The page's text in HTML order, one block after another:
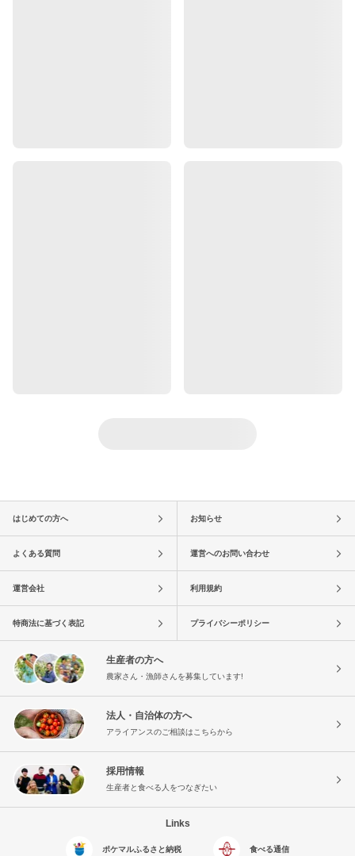
はじめての方へ お知らせ
よくある質問 運営へのお問い合わせ
運営会社 利用規約
特商法に基づく表記 プライバシーポリシー
生産者の方へ
農家さん・漁師さんを募集しています!
法人・自治体の方へ
アライアンスのご相談はこちらから
採用情報
生産者と食べる人をつなぎたい
Links
ポケマルふるさと納税 食べる通信